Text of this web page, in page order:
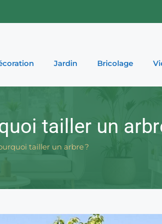
Jardin Bricolage
tailler un
tailler un arbre ?